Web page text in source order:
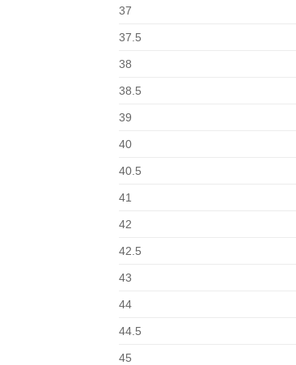
37
37.5
38
38.5
39
40
40.5
41
42
42.5
43
44
44.5
45